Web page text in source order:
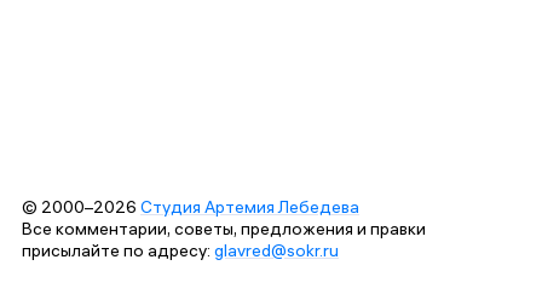
© 2000–2026 Студия Артемия Лебедева
Все комментарии, советы, предложения и правки
присылайте по адресу: glavred@sokr.ru